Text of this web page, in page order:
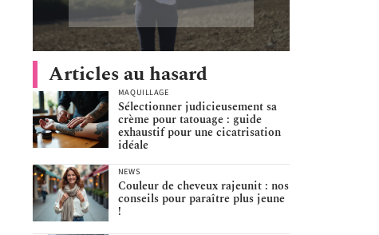
Articles au hasard
MAQUILLAGE
Sélectionner judicieusement sa
crème pour tatouage : guide
exhaustif pour une cicatrisation
idéale
NEWS
Couleur de cheveux rajeunit : nos
conseils pour paraître plus jeune
!